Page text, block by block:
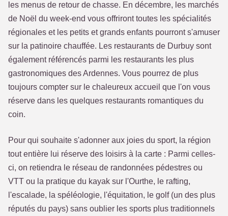
les menus de retour de chasse. En décembre, les marchés
de Noël du week-end vous offriront toutes les spécialités
régionales et les petits et grands enfants pourront s'amuser
sur la patinoire chauffée. Les restaurants de Durbuy sont
également référencés parmi les restaurants les plus
gastronomiques des Ardennes. Vous pourrez de plus
toujours compter sur le chaleureux accueil que l'on vous
réserve dans les quelques restaurants romantiques du
coin.
Pour qui souhaite s'adonner aux joies du sport, la région
tout entière lui réserve des loisirs à la carte : Parmi celles-
ci, on retiendra le réseau de randonnées pédestres ou
VTT ou la pratique du kayak sur l'Ourthe, le rafting,
l'escalade, la spéléologie, l'équitation, le golf (un des plus
réputés du pays) sans oublier les sports plus traditionnels